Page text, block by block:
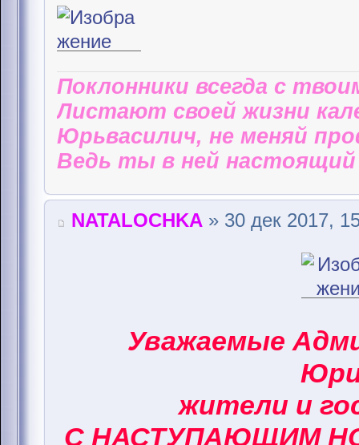
Поклонники всегда с
Листают своей жизни
Юрьвасилич, не меняй
Ведь ты в ней настоящий
NATALOCHKA » 30 дек 2017,
Уважаемые
жители и
С НАСТУПАЮЩИМ